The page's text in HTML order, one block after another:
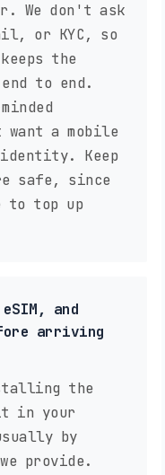
We don't ask
or KYC, so
the
end to end.
a mobile
Keep
safe, since
to top up
and
arriving
the
in your
by
provide.